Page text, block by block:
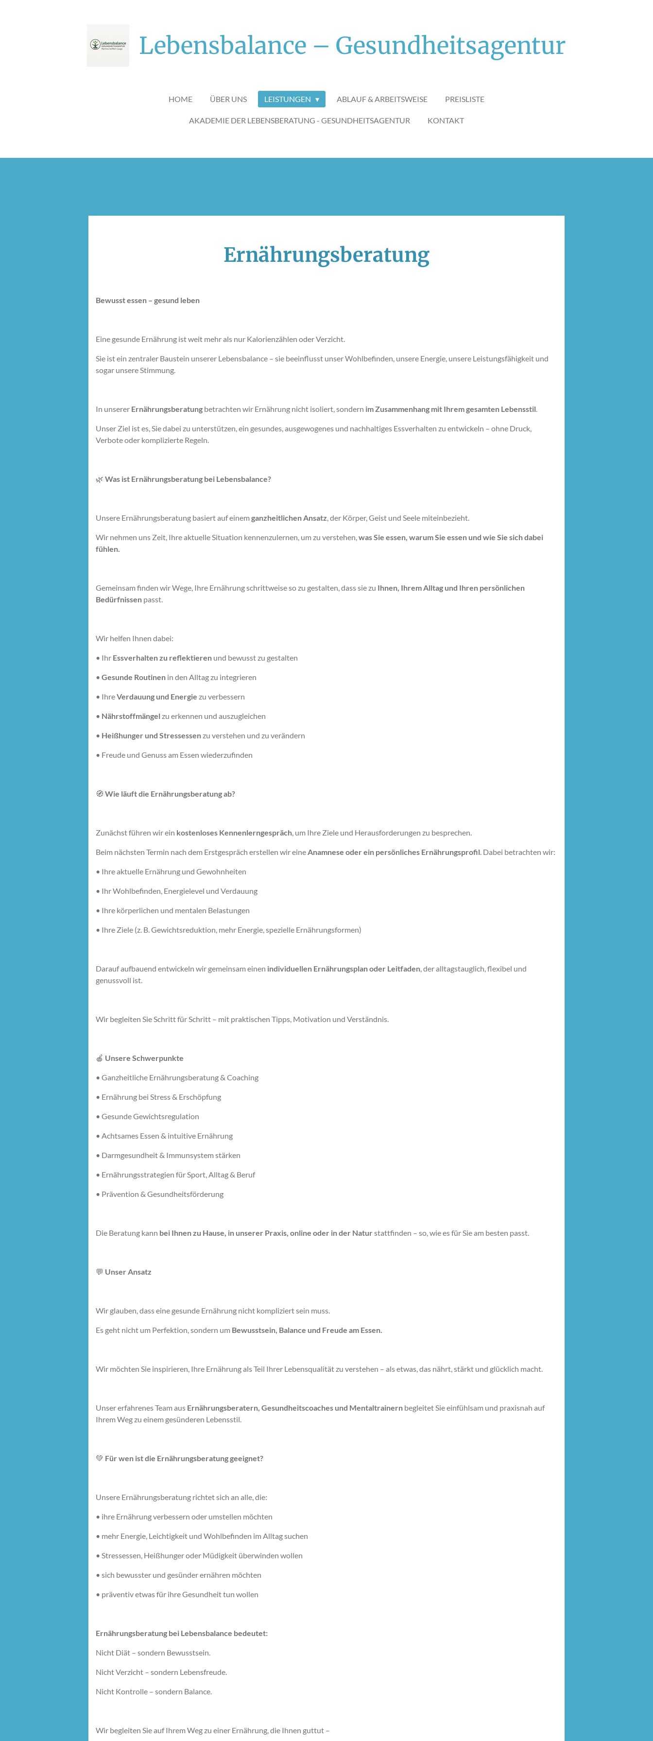
Lebensbalance – Gesundheitsagentur
HOME ÜBER UNS LEISTUNGEN ABLAUF & ARBEITSWEISE PREISLISTE
AKADEMIE DER LEBENSBERATUNG - GESUNDHEITSAGENTUR KONTAKT
Ernährungsberatung
Bewusst essen – gesund leben
Eine gesunde Ernährung ist weit mehr als nur Kalorienzählen oder Verzicht.
Sie ist ein zentraler Baustein unserer Lebensbalance – sie beeinflusst unser Wohlbefinden, unsere Energie, unsere Leistungsfähigkeit und
sogar unsere Stimmung.
In unserer Ernährungsberatung betrachten wir Ernährung nicht isoliert, sondern im Zusammenhang mit Ihrem gesamten Lebensstil
Unser Ziel ist es, Sie dabei zu unterstützen, ein gesundes, ausgewogenes und nachhaltiges Essverhalten zu entwickeln – ohne Druck,
Verbote oder komplizierte Regeln.
🌿 Was ist Ernährungsberatung bei Lebensbalance?
Unsere Ernährungsberatung basiert auf einem ganzheitlichen Ansatz , der Körper, Geist und Seele miteinbezieht.
Wir nehmen uns Zeit, Ihre aktuelle Situation kennenzulernen, um zu verstehen, was Sie essen, warum Sie essen und wie Sie sich dabei
fühlen.
Gemeinsam finden wir Wege, Ihre Ernährung schrittweise so zu gestalten, dass sie zu Ihnen, Ihrem Alltag und Ihren persönlichen
Bedürfnissen passt.
Wir helfen Ihnen dabei:
• Ihr Essverhalten zu reflektieren und bewusst zu gestalten
• Gesunde Routinen in den Alltag zu integrieren
• IhreVerdauung und Energie zu verbessern
• Nährstoffmängel zu erkennen und auszugleichen
• Heißhunger und Stressessenzu verstehen und zu verändern
• Freude und Genuss am Essen wiederzufinden
🧭 Wie läuft die Ernährungsberatung ab?
Zunächst führen wir ein kostenloses Kennenlerngespräch , um Ihre Ziele und Herausforderungen zu besprechen.
Beim nächsten Termin nach dem Erstgespräch erstellen wir eine Anamnese oder ein persönliches Ernährungsprofil . Dabei betrachten wir:
• Ihre aktuelle Ernährung und Gewohnheiten
• Ihr Wohlbefinden, Energielevel und Verdauung
• Ihre körperlichen und mentalen Belastungen
• Ihre Ziele (z. B. Gewichtsreduktion, mehr Energie, spezielle Ernährungsformen)
Darauf aufbauend entwickeln wir gemeinsam einen individuellen Ernährungsplan oder Leitfaden , der alltagstauglich, flexibel und
genussvoll ist.
Wir begleiten Sie Schritt für Schritt – mit praktischen Tipps, Motivation und Verständnis.
🍎 Unsere Schwerpunkte
• Ganzheitliche Ernährungsberatung & Coaching
• Ernährung bei Stress & Erschöpfung
• Gesunde Gewichtsregulation
• Achtsames Essen & intuitive Ernährung
• Darmgesundheit & Immunsystem stärken
• Ernährungsstrategien für Sport, Alltag & Beruf
• Prävention & Gesundheitsförderung
Die Beratung kann bei Ihnen zu Hause, in unserer Praxis, online oder in der Natur stattfinden – so, wie es für Sie am besten passt.
💬 Unser Ansatz
Wir glauben, dass eine gesunde Ernährung nicht kompliziert sein muss.
Es geht nicht um Perfektion, sondern um Bewusstsein, Balance und Freude am Essen.
Wir möchten Sie inspirieren, Ihre Ernährung als Teil Ihrer Lebensqualität zu verstehen – als etwas, das nährt, stärkt und glücklich macht.
Unser erfahrenes Team aus Ernährungsberatern, Gesundheitscoaches und Mentaltrainern begleitet Sie einfühlsam und praxisnah auf
Ihrem Weg zu einem gesünderen Lebensstil.
💚 Für wen ist die Ernährungsberatung geeignet?
Unsere Ernährungsberatung richtet sich an alle, die:
• ihre Ernährung verbessern oder umstellen möchten
• mehr Energie, Leichtigkeit und Wohlbefinden im Alltag suchen
• Stressessen, Heißhunger oder Müdigkeit überwinden wollen
• sich bewusster und gesünder ernähren möchten
• präventiv etwas für ihre Gesundheit tun wollen
Ernährungsberatung bei Lebensbalance bedeutet:
Nicht Diät – sondern Bewusstsein.
Nicht Verzicht – sondern Lebensfreude.
Nicht Kontrolle – sondern Balance.
Wir begleiten Sie auf Ihrem Weg zu einer Ernährung, die Ihnen guttut –